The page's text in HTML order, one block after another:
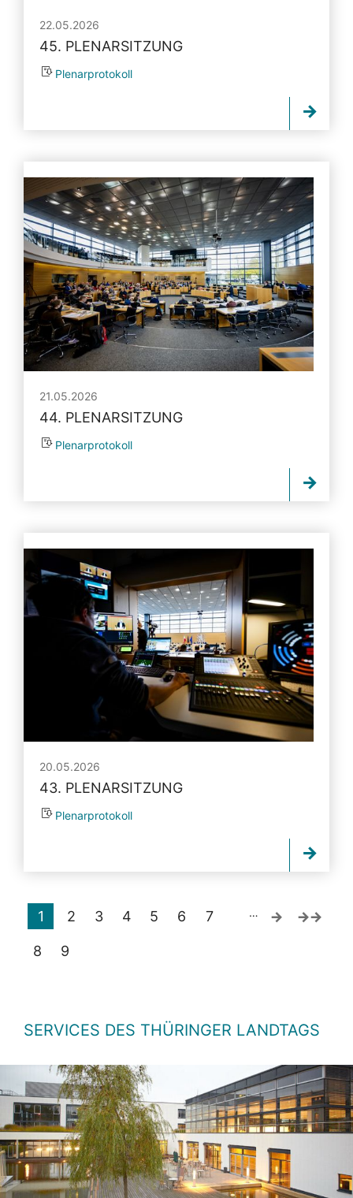
22.05.2026
45. PLENARSITZUNG
Plenarprotokoll
21.05.2026
44. PLENARSITZUNG
Plenarprotokoll
20.05.2026
43. PLENARSITZUNG
Plenarprotokoll
1 2 3 4 5 6 7
8 9
…
SERVICES DES THÜRINGER LANDTAGS